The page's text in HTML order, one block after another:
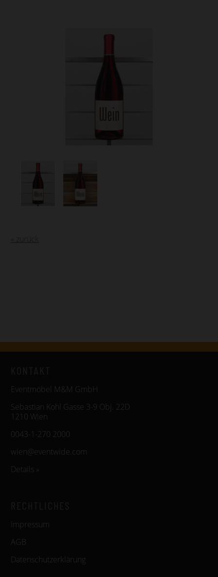
« zurück
Eventmöbel M&M GmbH
Sebastian Kohl Gasse 3-9 Obj. 22D
1210 Wien
0043-1-270 2000
wien@eventwide.com
Details »
Impressum
AGB
Datenschutzerklärung